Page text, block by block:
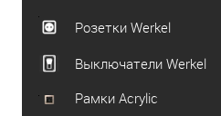
Розетки Werkel
Выключатели Werkel
Рамки Acrylic